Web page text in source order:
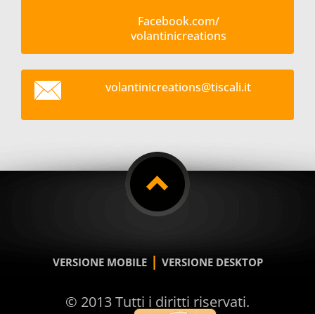
Facebook.com/
volantinicreations
volantinicreations@tiscali.it
VERSIONE MOBILE | VERSIONE DESKTOP
© 2013 Tutti i diritti riservati.